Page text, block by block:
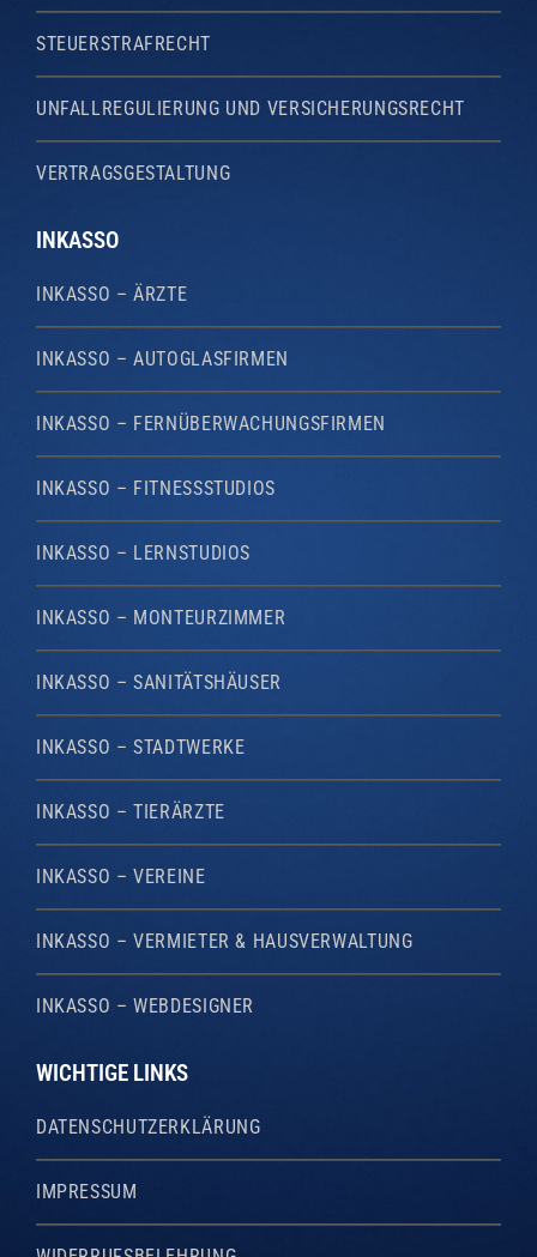
STEUERSTRAFRECHT
UNFALLREGULIERUNG UND VERSICHERUNGSRECHT
VERTRAGSGESTALTUNG
INKASSO
INKASSO – ÄRZTE
INKASSO – AUTOGLASFIRMEN
INKASSO – FERNÜBERWACHUNGSFIRMEN
INKASSO – FITNESSSTUDIOS
INKASSO – LERNSTUDIOS
INKASSO – MONTEURZIMMER
INKASSO – SANITÄTSHÄUSER
INKASSO – STADTWERKE
INKASSO – TIERÄRZTE
INKASSO – VEREINE
INKASSO – VERMIETER & HAUSVERWALTUNG
INKASSO – WEBDESIGNER
WICHTIGE LINKS
DATENSCHUTZERKLÄRUNG
IMPRESSUM